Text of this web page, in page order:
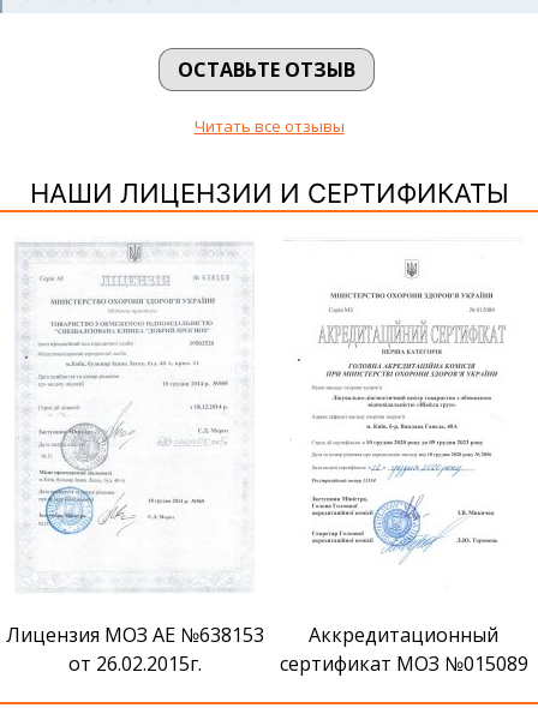
ОСТАВЬТЕ ОТЗЫВ
Читать все отзывы
НАШИ ЛИЦЕНЗИИ И СЕРТИФИКАТЫ
Лицензия МОЗ АЕ №638153
от 26.02.2015г.
Аккредитационный
сертификат МОЗ №015089